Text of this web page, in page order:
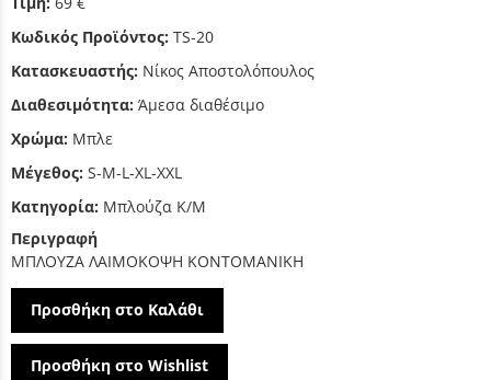
Κωδικός Προϊόντος: TS-20
Κατασκευαστής: Νίκος Αποστολόπουλος
Διαθεσιμότητα: Άμεσα διαθέσιμο
Χρώμα: Μπλε
Μέγεθος: S-M-L-XL-XXL
Κατηγορία: Μπλούζα Κ/Μ
Περιγραφή
ΜΠΛΟΥΖΑ ΛΑΙΜΟΚΟΨΗ ΚΟΝΤΟΜΑΝΙΚΗ
Προσθήκη στο Καλάθι
Προσθήκη στο Wishlist